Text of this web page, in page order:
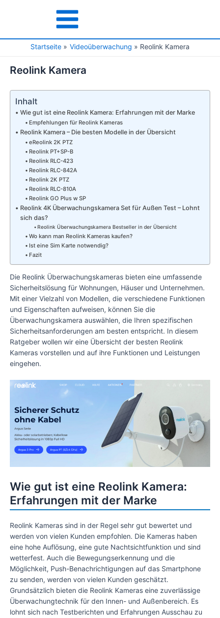
Main
Menu
Startseite Videoüberwachung Reolink Kamera
Reolink Kamera
Inhalt
Wie gut ist eine Reolink Kamera: Erfahrungen mit der Marke
Empfehlungen für Reolink Kameras
Reolink Kamera – Die besten Modelle in der Übersicht
eReolink 2K PTZ
Reolink PT+SP-B
Reolink RLC-423
Reolink RLC-842A
Reolink 2K PTZ
Reolink RLC-810A
Reolink GO Plus w SP
Reolink 4K Überwachungskamera Set für Außen Test – Lohnt
sich das?
Reolink Überwachungskamera Bestseller in der Übersicht
Wo kann man Reolink Kameras kaufen?
Ist eine Sim Karte notwendig?
Fazit
Die Reolink Überwachungskameras bieten eine umfassende
Sicherheitslösung für Wohnungen, Häuser und Unternehmen.
Mit einer Vielzahl von Modellen, die verschiedene Funktionen
und Eigenschaften aufweisen, können Sie die
Überwachungskamera auswählen, die Ihren spezifischen
Sicherheitsanforderungen am besten entspricht. In diesem
Ratgeber wollen wir eine Übersicht der besten Reolink
Kameras vorstellen und auf ihre Funktionen und Leistungen
eingehen.
Wie gut ist eine Reolink Kamera:
Erfahrungen mit der Marke
Reolink Kameras sind in der Regel sehr gut bewertet und
werden von vielen Kunden empfohlen. Die Kameras haben
eine hohe Auflösung, eine gute Nachtsichtfunktion und sind
wetterfest. Auch die Bewegungserkennung und die
Möglichkeit, Push-Benachrichtigungen auf das Smartphone
zu senden, werden von vielen Kunden geschätzt.
Grundsätzlich bieten die Reolink Kameras eine zuverlässige
Überwachungtechnik für den Innen- und Außenbereich. Es
lohnt sich nach Testberichten und Erfahrungen Ausschau zu